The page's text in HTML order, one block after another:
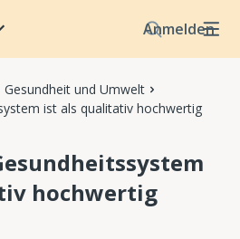
Anmelden
Gesundheit und Umwelt
ist als qualitativ hochwertig
hochwertig